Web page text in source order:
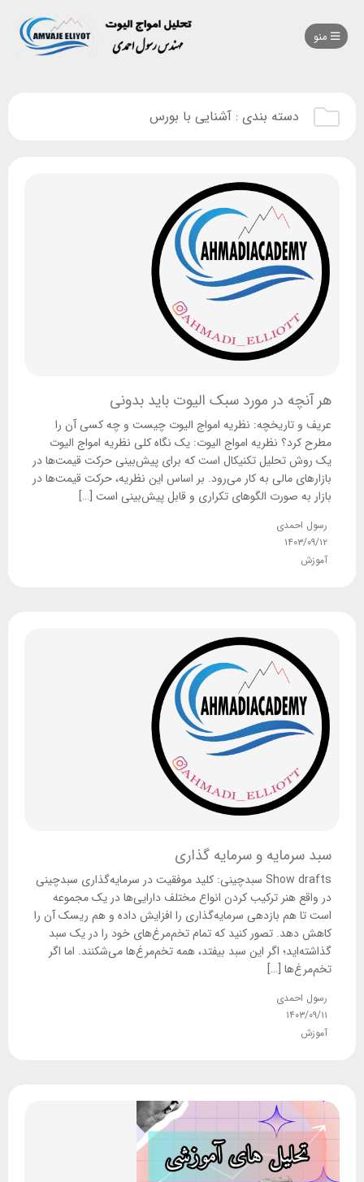
دسته بندی : آشنایی با بورس
هر آنچه در مورد سبک الیوت باید بدونی
عریف و تاریخچه: نظریه امواج الیوت چیست و چه کسی آن را
مطرح کرد؟ نظریه امواج الیوت: یک نگاه کلی نظریه امواج الیوت
یک روش تحلیل تکنیکال است که برای پیش‌بینی حرکت قیمت‌ها در
بازارهای مالی به کار می‌رود. بر اساس این نظریه، حرکت قیمت‌ها در
بازار به صورت الگوهای تکراری و قابل پیش‌بینی است […]
رسول احمدی
۱۴۰۳/۰۹/۱۲
آموزش
سبد سرمایه و سرمایه گذاری
Show drafts سبدچینی: کلید موفقیت در سرمایه‌گذاری سبدچینی
در واقع هنر ترکیب کردن انواع مختلف دارایی‌ها در یک مجموعه
است تا هم بازدهی سرمایه‌گذاری را افزایش داده و هم ریسک آن را
کاهش دهد. تصور کنید که تمام تخم‌مرغ‌های خود را در یک سبد
گذاشته‌اید؛ اگر این سبد بیفتد، همه تخم‌مرغ‌ها می‌شکنند. اما اگر
تخم‌مرغ‌ها […]
رسول احمدی
۱۴۰۳/۰۹/۱۱
آموزش